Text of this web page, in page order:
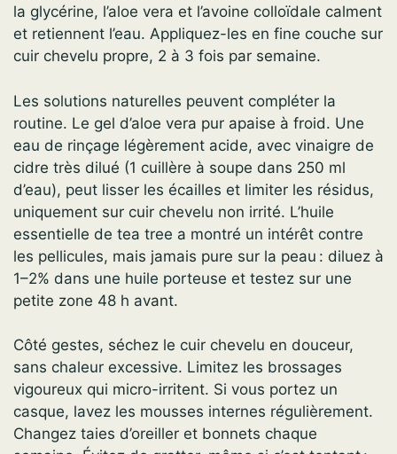
la glycérine, l’aloe vera et l’avoine colloïdale calment
et retiennent l’eau. Appliquez-les en fine couche sur
cuir chevelu propre, 2 à 3 fois par semaine.
Les solutions naturelles peuvent compléter la
routine. Le gel d’aloe vera pur apaise à froid. Une
eau de rinçage légèrement acide, avec vinaigre de
cidre très dilué (1 cuillère à soupe dans 250 ml
d’eau), peut lisser les écailles et limiter les résidus,
uniquement sur cuir chevelu non irrité. L’huile
essentielle de tea tree a montré un intérêt contre
les pellicules, mais jamais pure sur la peau : diluez à
1–2% dans une huile porteuse et testez sur une
petite zone 48 h avant.
Côté gestes, séchez le cuir chevelu en douceur,
sans chaleur excessive. Limitez les brossages
vigoureux qui micro-irritent. Si vous portez un
casque, lavez les mousses internes régulièrement.
Changez taies d’oreiller et bonnets chaque